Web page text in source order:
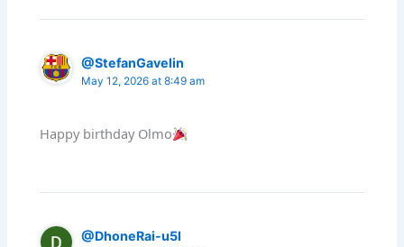
@StefanGavelin
May 12, 2026 at 8:49 am
Happy birthday Olmo
@DhoneRai-u5l